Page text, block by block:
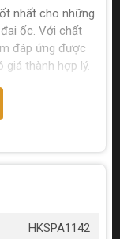
nhất cho những
ốc. Với chất
đáp ứng được
giá thành hợp lý.
HKSPA1142